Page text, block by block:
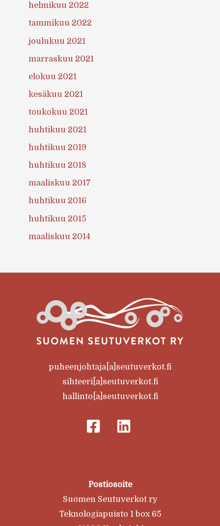
helmikuu 2022
tammikuu 2022
joulukuu 2021
marraskuu 2021
elokuu 2021
kesäkuu 2021
toukokuu 2021
huhtikuu 2021
huhtikuu 2019
huhtikuu 2018
maaliskuu 2017
huhtikuu 2016
huhtikuu 2015
maaliskuu 2014
puheenjohtaja[a]seutuverkot.fi
sihteeri[a]seutuverkot.fi
hallinto[a]seutuverkot.fi
Postiosoite
Suomen Seutuverkot ry
Teknologiapuisto 1 box 65